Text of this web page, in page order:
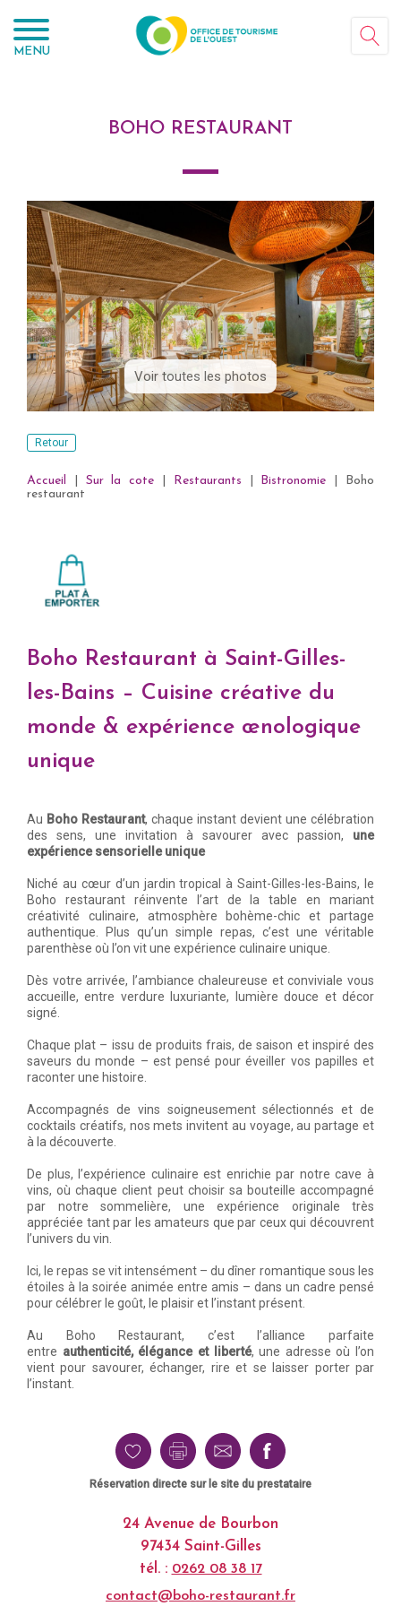
MENU
BOHO RESTAURANT
Voir toutes les photos
Retour
Accueil Sur la cote Restaurants Bistronomie
Boho
restaurant
Boho Restaurant à Saint-Gilles-
les-Bains – Cuisine créative du
monde & expérience œnologique
unique
Au Boho Restaurant, chaque instant devient une célébration
des sens, une invitation à savourer avec passion, une
expérience sensorielle unique
Niché au cœur d’un jardin tropical à Saint-Gilles-les-Bains, le
Boho restaurant réinvente l’art de la table en mariant
créativité culinaire, atmosphère bohème-chic et partage
authentique. Plus qu’un simple repas, c’est une véritable
parenthèse où l’on vit une expérience culinaire unique.
Dès votre arrivée, l’ambiance chaleureuse et conviviale vous
accueille, entre verdure luxuriante, lumière douce et décor
signé.
Chaque plat – issu de produits frais, de saison et inspiré des
saveurs du monde – est pensé pour éveiller vos papilles et
raconter une histoire.
Accompagnés de vins soigneusement sélectionnés et de
cocktails créatifs, nos mets invitent au voyage, au partage et
à la découverte.
De plus, l’expérience culinaire est enrichie par notre cave à
vins, où chaque client peut choisir sa bouteille accompagné
par notre sommelière, une expérience originale très
appréciée tant par les amateurs que par ceux qui découvrent
l’univers du vin.
Ici, le repas se vit intensément – du dîner romantique sous les
étoiles à la soirée animée entre amis – dans un cadre pensé
pour célébrer le goût, le plaisir et l’instant présent.
Au Boho Restaurant, c’est l’alliance parfaite
entre authenticité, élégance et liberté, une adresse où l’on
vient pour savourer, échanger, rire et se laisser porter par
l’instant.
Réservation directe sur le site du prestataire
24 Avenue de Bourbon
97434 Saint-Gilles
tél. : 0262 08 38 17
contact@boho-restaurant.fr